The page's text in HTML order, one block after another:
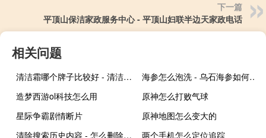
下一篇
平顶山保洁家政服务中心 - 平顶山妇联半边天家政电话
相关问题
清洁霜哪个牌子比较好 - 清洁霜的危害
海参怎么泡洗 - 乌石海参如何浸泡
造梦西游ol科技怎么用
原神怎么打败气球
星际争霸剧情断片
原神地图怎么变大的
清除搜索历史内容 - 怎么删除百度搜索历史
两个手机怎么定位追踪